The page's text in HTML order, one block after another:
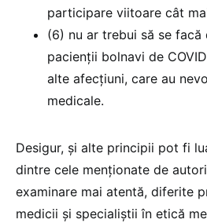
participare viitoare cât
(6) nu ar trebui să se
pacienții bolnavi de
alte afecțiuni, care au
medicale.
Desigur, și alte principii pot fi
dintre cele menționate de
examinare mai atentă, diferite
medicii și specialiștii în etică